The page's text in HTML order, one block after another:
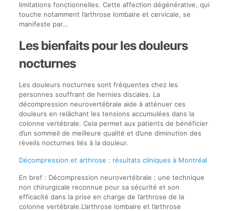
limitations fonctionnelles. Cette affection dégénérative, qui
touche notamment l’arthrose lombaire et cervicale, se
manifeste par…
Les bienfaits pour les douleurs
nocturnes
Les douleurs nocturnes sont fréquentes chez les
personnes souffrant de hernies discales. La
décompression neurovertébrale aide à atténuer ces
douleurs en relâchant les tensions accumulées dans la
colonne vertébrale. Cela permet aux patients de bénéficier
d’un sommeil de meilleure qualité et d’une diminution des
réveils nocturnes liés à la douleur.
Décompression et arthrose : résultats cliniques à Montréal
En bref : Décompression neurovertébrale : une technique
non chirurgicale reconnue pour sa sécurité et son
efficacité dans la prise en charge de l’arthrose de la
colonne vertébrale.L’arthrose lombaire et l’arthrose